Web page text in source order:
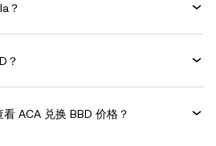
？
？
ACA 兑换 BBD 价格？